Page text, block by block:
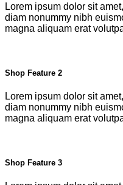
Lorem ipsum dolor sit
diam nonummy nibh
magna aliquam erat
Shop Feature 2
Lorem ipsum dolor sit
diam nonummy nibh
magna aliquam erat
Shop Feature 3